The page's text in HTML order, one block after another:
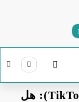
تيك توك نوتس (TikTok Notes): هل